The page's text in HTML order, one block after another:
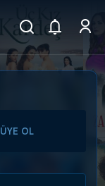
ÜYE OL